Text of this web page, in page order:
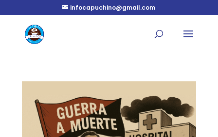
infocapuchino@gmail.com